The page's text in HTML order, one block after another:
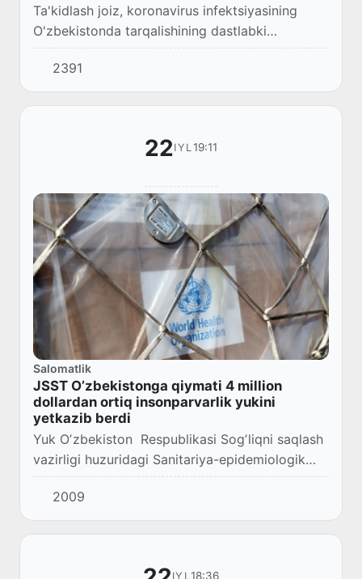
Ta'kidlash joiz, koronavirus infektsiyasining
O'zbekistonda tarqalishining dastlabki
kunlaridan boshlab Koreya Respublikasi
mamlakatimiz sog'liqni saqlash tizimiga doimiy
ravishda...
2391
22IYL 19:11
Salomatlik
JSST Oʼzbekistongа qiymаti 4 million
dollаrdаn ortiq insonpаrvаrlik yukini
yetkаzib berdi
Yuk Oʼzbekiston Respublikasi Sogʼliqni saqlash
vazirligi huzuridagi Sanitariya-epidemiologik
osoyishtalik agentligiga topshirish uchun
moʼljallangan.
2009
IYL18:36